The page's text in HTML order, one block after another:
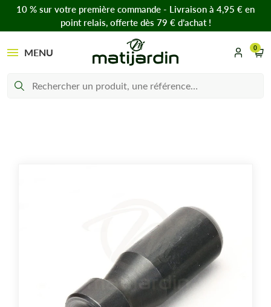
10 % sur votre première commande - Livraison à 4,95 € en
point relais, offerte dès 79 € d’achat !
MENU 0